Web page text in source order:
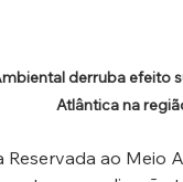
derruba efeito
Atlântica na
Reservada ao Meio